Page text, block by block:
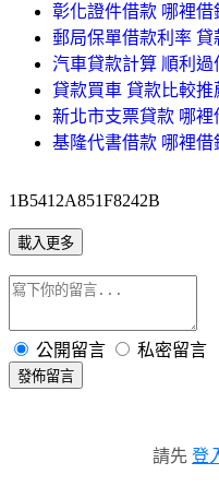
彰化證件借款 哪裡
郵局保單借款利率
汽車貸款計算 順利過
貸款買車 貸款比較推
新北市支票貸款 哪
基隆代書借款 哪裡
1B5412A851F8242B
載入更多
公開留言 私密留言
發佈留言
請先 登